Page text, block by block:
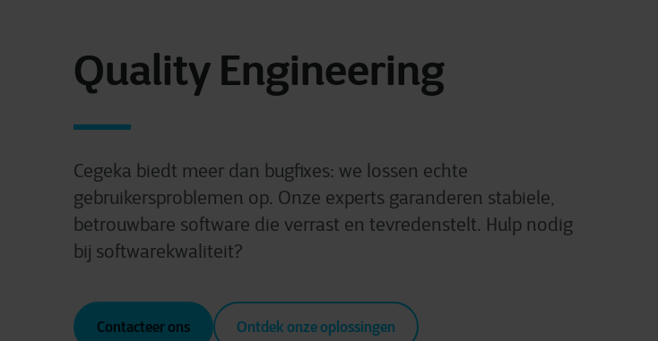
Quality Engineering
Cegeka biedt meer dan bugfixes: we lossen echte
gebruikersproblemen op. Onze experts garanderen stabiele,
betrouwbare software die verrast en tevredenstelt. Hulp nodig
bij softwarekwaliteit?
Contacteer ons Ontdek onze oplossingen